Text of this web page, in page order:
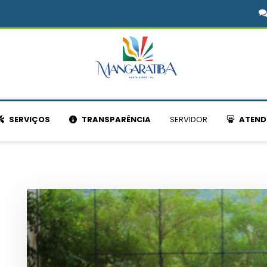
SERVIÇOS TRANSPARÊNCIA SERVIDOR